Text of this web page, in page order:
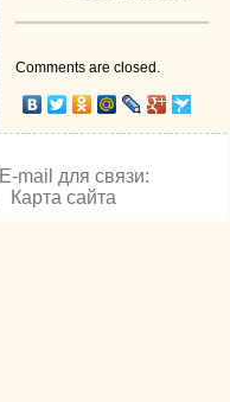
Comments are closed.
E-mail для связи:
Карта сайта